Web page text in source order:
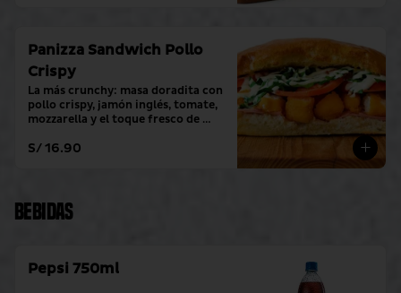
Panizza Sandwich Pollo
Crispy
La más crunchy: masa doradita con
pollo crispy, jamón inglés, tomate,
mozzarella y el toque fresco de
S/ 16.90
Bebidas
Pepsi 750ml